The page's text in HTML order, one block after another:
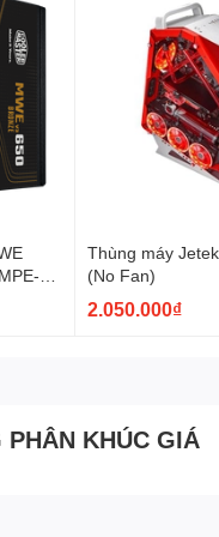
Thùng máy
(No Fan)
2.050.000₫
PHÂN KHÚC GIÁ